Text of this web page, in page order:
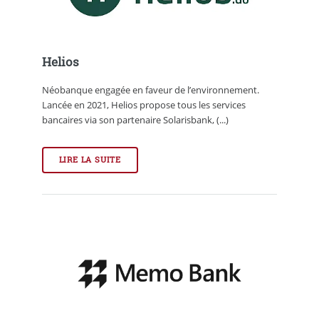
Helios
Néobanque engagée en faveur de l’environnement.
Lancée en 2021, Helios propose tous les services
bancaires via son partenaire Solarisbank, (...)
LIRE LA SUITE